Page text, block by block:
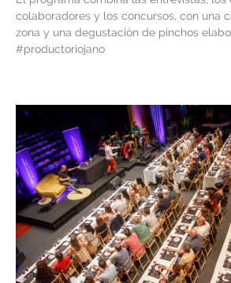
colaboradores y los concursos, con una
zona y una degustación de pinchos
#productoriojano